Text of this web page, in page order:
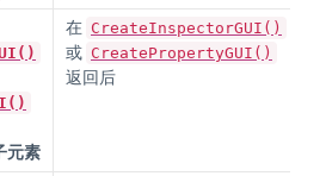
元素
在 CreateInspectorGUI()
或 CreatePropertyGUI()
返回后